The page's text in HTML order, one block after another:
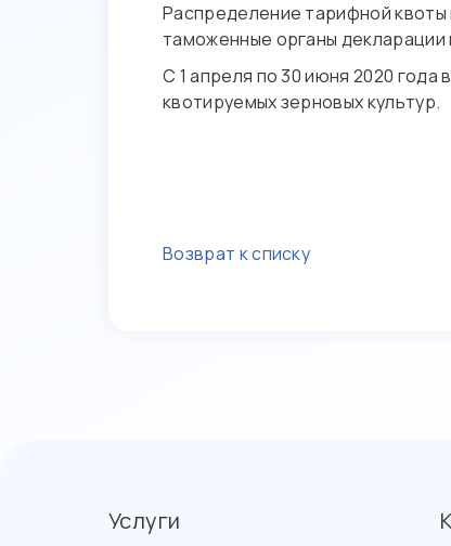
Распределение тарифной квоты
таможенные органы декларации
С 1 апреля по 30 июня 2020
квотируемых зерновых культур.
Возврат к списку
Услуги